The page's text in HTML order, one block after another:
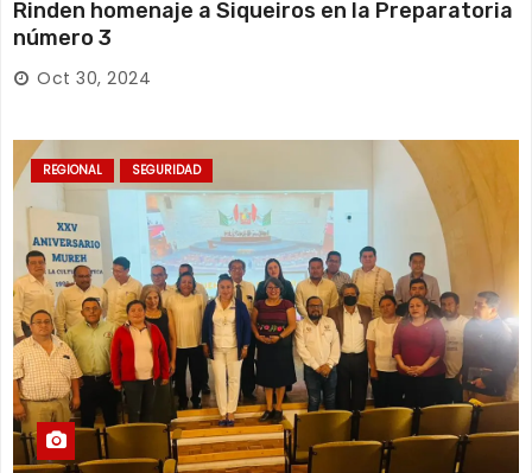
Rinden homenaje a Siqueiros en la Preparatoria
número 3
Oct 30, 2024
REGIONAL SEGURIDAD